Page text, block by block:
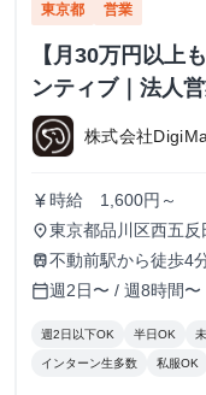
東京都 営業
【月30万円以上
ンティブ｜法人
株式会社
currency_yen 時給 1,600円～
place東京都品川区西五
田ビル7-8階（受付8
train不動前駅から徒歩4
calendar_today週2日〜 / 週8時間〜
週2日以下OK 半日OK
インターン生多数 私服OK